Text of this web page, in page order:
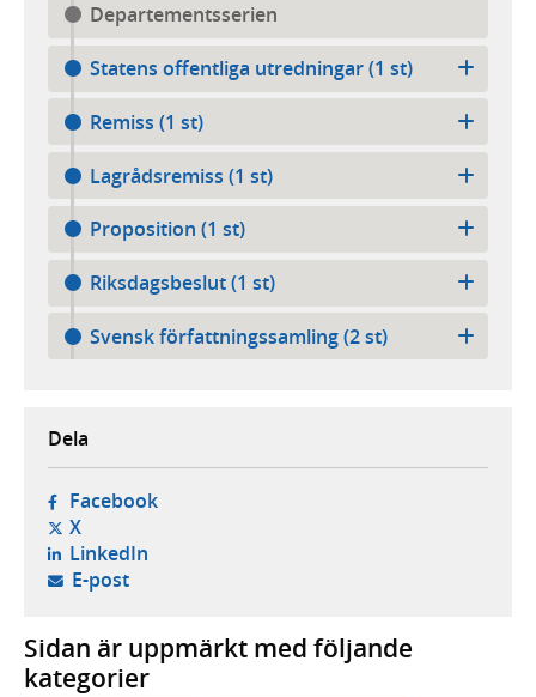
Departementsserien
Statens offentliga utredningar (1 st)
Remiss (1 st)
Lagrådsremiss (1 st)
Proposition (1 st)
Riksdagsbeslut (1 st)
Svensk författningssamling (2 st)
Dela
Facebook- öppnas i ny flik, extern webbplats,
X- öppnas i ny flik, extern webbplats,
LinkedIn- öppnas i ny flik, extern webbplats,
E-post- öppnar din e-postklient,
Sidan är uppmärkt med följande
kategorier